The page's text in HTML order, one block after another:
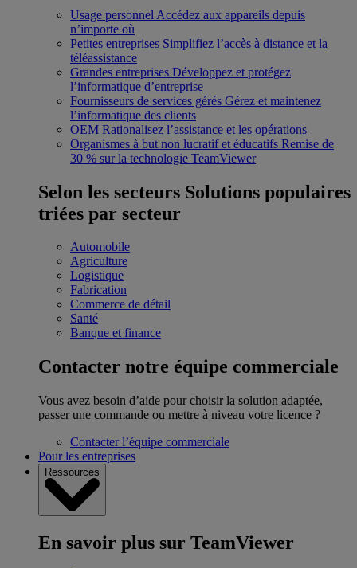
Usage personnel Accédez aux appareils depuis
n’importe où
Petites entreprises Simplifiez l’accès à distance et la
téléassistance
Grandes entreprises Développez et protégez
l’informatique d’entreprise
Fournisseurs de services gérés Gérez et maintenez
l’informatique des clients
OEM Rationalisez l’assistance et les opérations
Organismes à but non lucratif et éducatifs Remise de
30 % sur la technologie TeamViewer
Selon les secteurs Solutions populaires
triées par secteur
Automobile
Agriculture
Logistique
Fabrication
Commerce de détail
Santé
Banque et finance
Contacter notre équipe commerciale
Vous avez besoin d’aide pour choisir la solution adaptée,
passer une commande ou mettre à niveau votre licence ?
Contacter l’équipe commerciale
Pour les entreprises
Ressources
En savoir plus sur TeamViewer